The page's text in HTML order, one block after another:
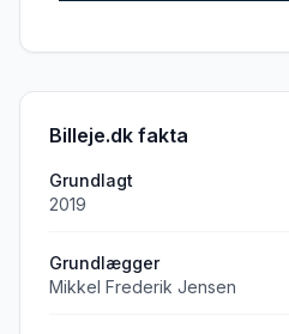
Billeje.dk fakta
Grundlagt
2019
Grundlægger
Mikkel Frederik Jensen